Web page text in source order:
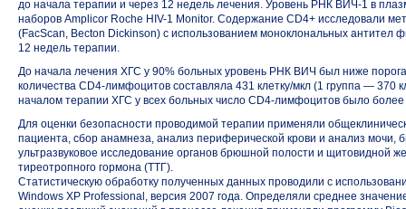
до начала терапии и через 12 недель лечения. Уровень РНК ВИЧ-1 в
наборов Amplicor Roche HIV-1 Monitor. Содержание CD4+ исследовали
(FacScan, Becton Dickinson) с использованием моноклональных антител
12 недель терапии.
До начала лечения ХГС у 90% больных уровень РНК ВИЧ был ниже
количества CD4-лимфоцитов составляла 431 клетку/мкл (1 группа — 370
началом терапии ХГС у всех больных число CD4-лимфоцитов было более
Для оценки безопасности проводимой терапии применяли
пациента, сбор анамнеза, анализ периферической крови и анализ мочи,
ультразвуковое исследование органов брюшной полости и щитовидной
тиреотропного гормона (ТТГ).
Статистическую обработку полученных данных проводили с
Windows XP Professional, версия 2007 года. Определяли среднее